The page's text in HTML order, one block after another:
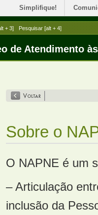
Simplifique!
+ 3] Pesquisar [alt + 4]
de Atendimento
Sobre o
O NAPNE é um
– Articulação
inclusão da